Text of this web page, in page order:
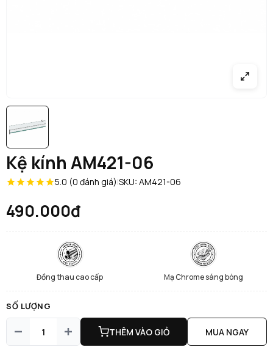
Kệ kính AM421-06
5.0 (0 đánh giá)|SKU: AM421-06
490.000đ
Đồng thau cao cấp Mạ Chrome sáng bóng
SỐ LƯỢNG
THÊM VÀO GIỎ MUA NGAY